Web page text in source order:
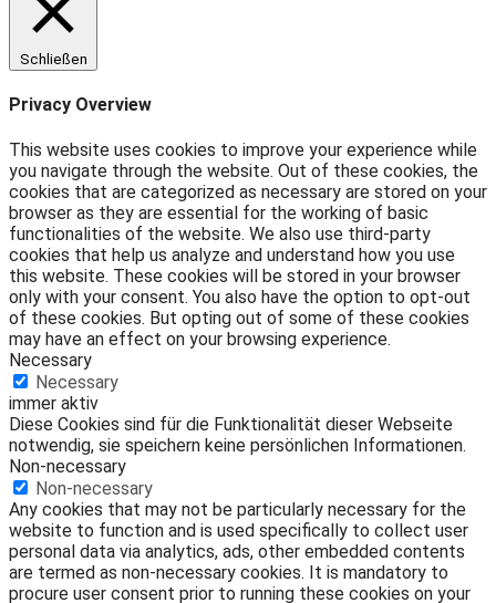
Schließen
Privacy Overview
This website uses cookies to improve your experience while
you navigate through the website. Out of these cookies, the
cookies that are categorized as necessary are stored on your
browser as they are essential for the working of basic
functionalities of the website. We also use third-party
cookies that help us analyze and understand how you use
this website. These cookies will be stored in your browser
only with your consent. You also have the option to opt-out
of these cookies. But opting out of some of these cookies
may have an effect on your browsing experience.
Necessary
Necessary
immer aktiv
Diese Cookies sind für die Funktionalität dieser Webseite
notwendig, sie speichern keine persönlichen Informationen.
Non-necessary
Non-necessary
Any cookies that may not be particularly necessary for the
website to function and is used specifically to collect user
personal data via analytics, ads, other embedded contents
are termed as non-necessary cookies. It is mandatory to
procure user consent prior to running these cookies on your